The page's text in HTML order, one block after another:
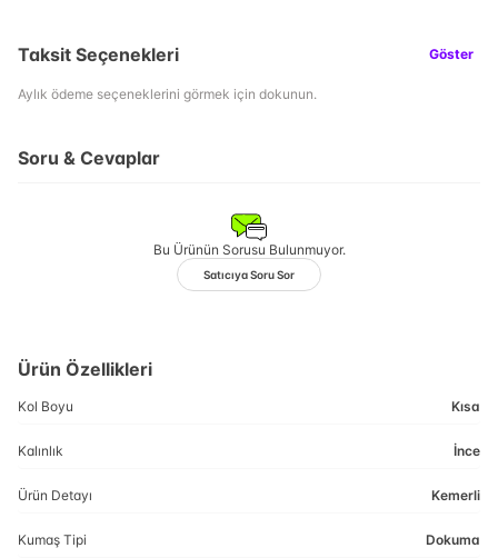
Taksit Seçenekleri Göster
Aylık ödeme seçeneklerini görmek için dokunun.
Soru & Cevaplar
Bu Ürünün Sorusu Bulunmuyor.
Satıcıya Soru Sor
Ürün Özellikleri
Kol Boyu Kısa
Kalınlık İnce
Ürün Detayı Kemerli
Kumaş Tipi Dokuma